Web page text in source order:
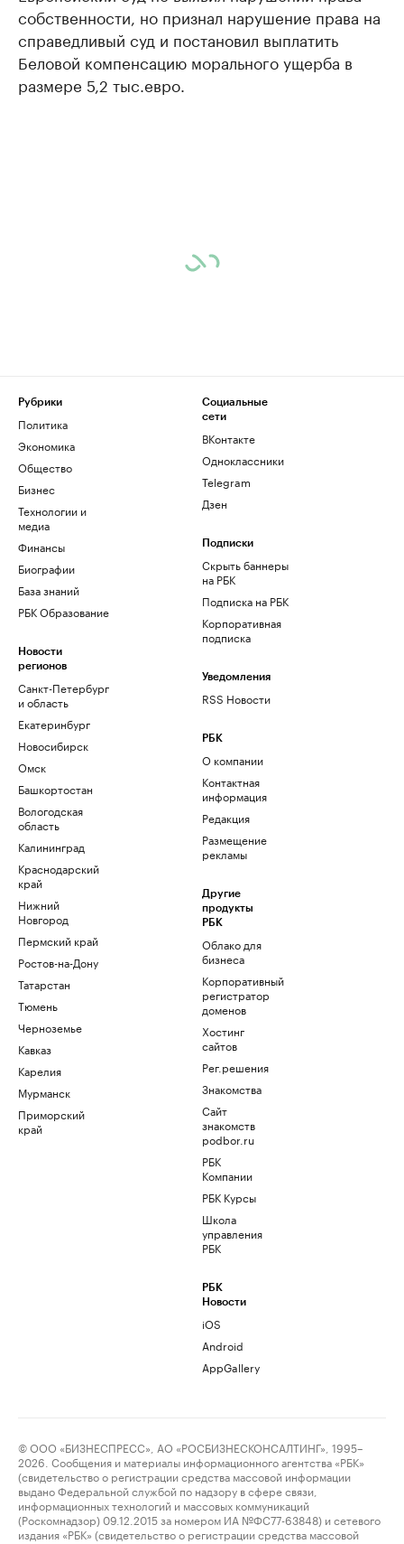
собственности, но признал нарушение права на
справедливый суд и постановил выплатить
Беловой компенсацию морального ущерба в
размере 5,2 тыс.евро.
Рубрики
Политика
Экономика
Общество
Бизнес
Технологии и
медиа
Финансы
Биографии
База знаний
РБК Образование
Новости
регионов
Санкт-Петербург
и область
Екатеринбург
Новосибирск
Омск
Башкортостан
Вологодская
область
Калининград
Краснодарский
край
Нижний
Новгород
Пермский край
Ростов-на-Дону
Татарстан
Тюмень
Черноземье
Кавказ
Карелия
Мурманск
Приморский
край
Социальные
сети
ВКонтакте
Одноклассники
Telegram
Дзен
Подписки
Скрыть баннеры
на РБК
Подписка на РБК
Корпоративная
подписка
Уведомления
RSS Новости
РБК
О компании
Контактная
информация
Редакция
Размещение
рекламы
Другие
продукты
РБК
Облако для
бизнеса
Корпоративный
регистратор
доменов
Хостинг
сайтов
Рег.решения
Знакомства
Сайт
знакомств
podbor.ru
РБК
Компании
РБК Курсы
Школа
управления
РБК
РБК
Новости
iOS
Android
AppGallery
© ООО «БИЗНЕСПРЕСС», АО «РОСБИЗНЕСКОНСАЛТИНГ», 1995–
2026. Сообщения и материалы информационного агентства «РБК»
(свидетельство о регистрации средства массовой информации
выдано Федеральной службой по надзору в сфере связи,
информационных технологий и массовых коммуникаций
(Роскомнадзор) 09.12.2015 за номером ИА №ФС77-63848) и сетевого
издания «РБК» (свидетельство о регистрации средства массовой